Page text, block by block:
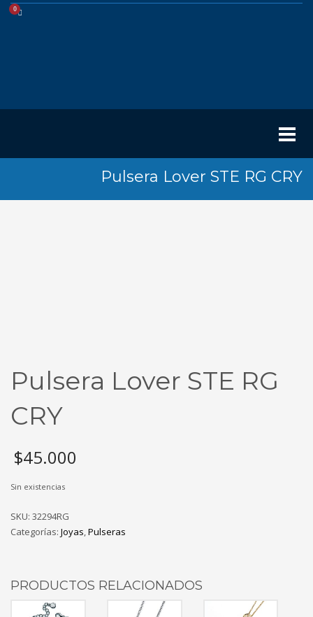
Pulsera Lover STE RG CRY
Pulsera Lover STE RG
CRY
$45.000
Sin existencias
SKU: 32294RG
Categorías: Joyas,Pulseras
PRODUCTOS RELACIONADOS